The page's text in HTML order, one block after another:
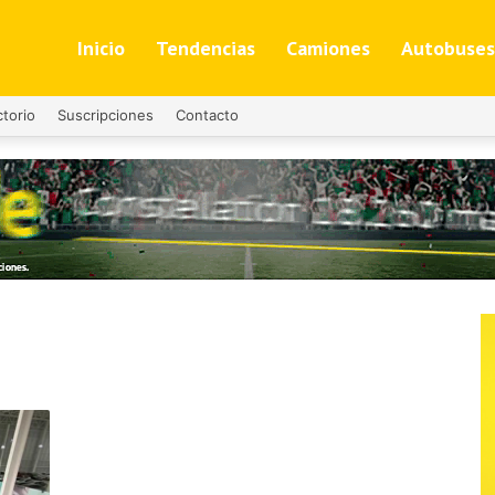
Inicio Tendencias Camiones Autobuses
Suscripciones Contacto